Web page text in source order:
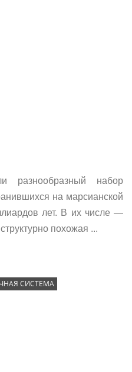
разнообразный набор
на марсианской
лет. В их числе —
похожая ...
СИСТЕМА